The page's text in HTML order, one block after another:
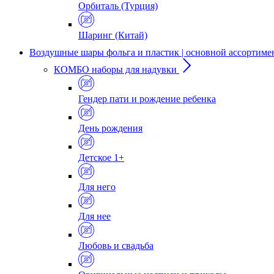
Орбиталь (Турция)
Шаринг (Китай)
Воздушные шары фольга и пластик | основной
КОМБО наборы для надувки
Гендер пати и рождение ребенка
День рождения
Детское 1+
Для него
Для нее
Любовь и свадьба